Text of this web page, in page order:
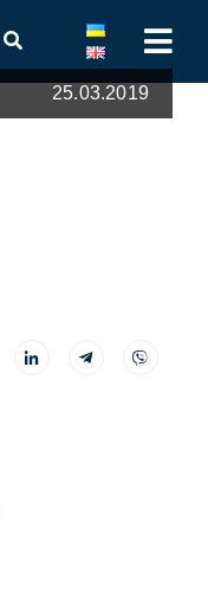
25.03.2019